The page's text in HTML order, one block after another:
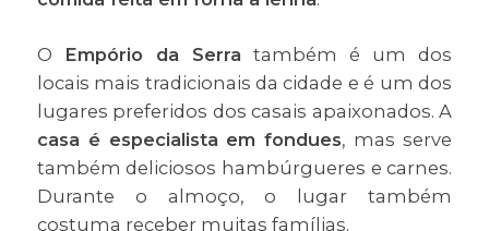
O Empório da Serra também é um dos
locais mais tradicionais da cidade e é um dos
lugares preferidos dos casais apaixonados. A
casa é especialista em fondues, mas serve
também deliciosos hambúrgueres e carnes.
Durante o almoço, o lugar também
costuma receber muitas famílias.